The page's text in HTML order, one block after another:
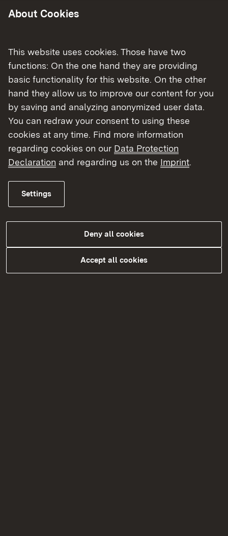
FaMooS - landesweite Fachstelle für
Moormanagement und Natürlichen
Klimaschutz
Welche Unterstützungsangebote bietet
An wen richten sich die Angebote von
FaMooS?
FaMooS?
Wer steht hinter FaMooS?
Mit welchen Fragen kann ich mich an
Warum ist FaMooS als landesweit tätige
Anlaufstelle beim Regierungspräsidium
About Cookies
This website uses cookies. Those have two
functions: On the one hand they are providing
basic functionality for this website. On the other
hand they allow us to improve our content for you
by saving and analyzing anonymized user data.
You can redraw your consent to using these
cookies at any time. Find more information
regarding cookies on our Data Protection
Declaration and regarding us on the Imprint.
Settings
Deny all cookies
Accept all cookies